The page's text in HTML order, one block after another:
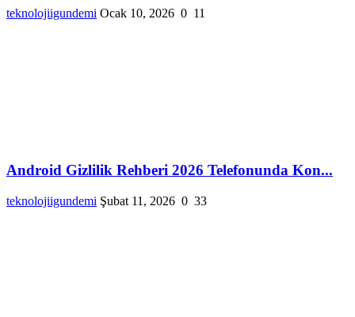
teknolojiigundemi Ocak 10, 2026 0 11
Android Gizlilik Rehberi 2026 Telefonunda Kon...
teknolojiigundemi Şubat 11, 2026 0 33